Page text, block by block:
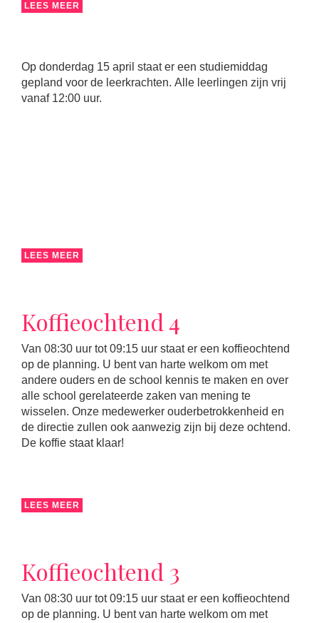
LEES MEER
Op donderdag 15 april staat er een studiemiddag
gepland voor de leerkrachten. Alle leerlingen zijn vrij
vanaf 12:00 uur.
LEES MEER
Koffieochtend 4
Van 08:30 uur tot 09:15 uur staat er een koffieochtend
op de planning. U bent van harte welkom om met
andere ouders en de school kennis te maken en over
alle school gerelateerde zaken van mening te
wisselen. Onze medewerker ouderbetrokkenheid en
de directie zullen ook aanwezig zijn bij deze ochtend.
De koffie staat klaar!
LEES MEER
Koffieochtend 3
Van 08:30 uur tot 09:15 uur staat er een koffieochtend
op de planning. U bent van harte welkom om met